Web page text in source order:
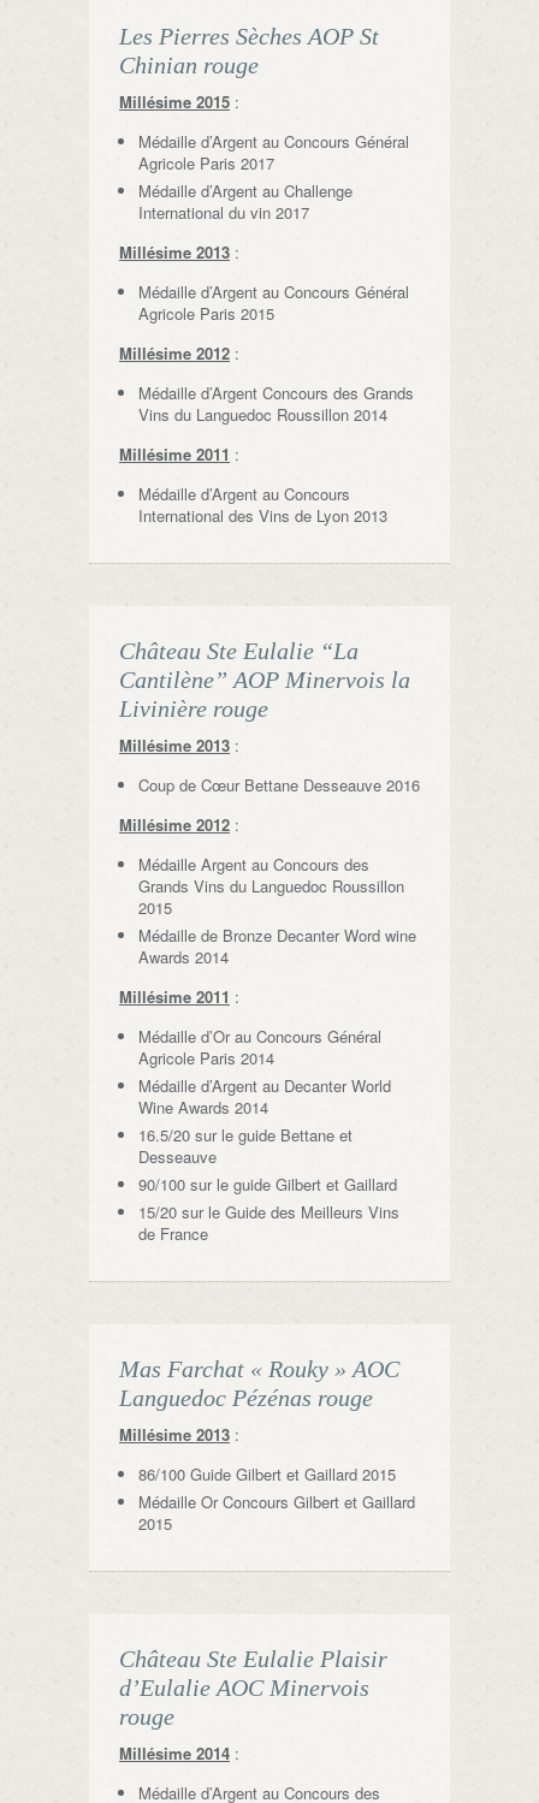
Les Pierres Sèches AOP St
Chinian rouge
Millésime 2015 :
Médaille d’Argent au Concours Général
Agricole Paris 2017
Médaille d’Argent au Challenge
International du vin 2017
Millésime 2013 :
Médaille d’Argent au Concours Général
Agricole Paris 2015
Millésime 2012 :
Médaille d’Argent Concours des Grands
Vins du Languedoc Roussillon 2014
Millésime 2011 :
Médaille d’Argent au Concours
International des Vins de Lyon 2013
Château Ste Eulalie “La
Cantilène” AOP Minervois la
Livinière rouge
Millésime 2013 :
Coup de Cœur Bettane Desseauve 2016
Millésime 2012 :
Médaille Argent au Concours des
Grands Vins du Languedoc Roussillon
2015
Médaille de Bronze Decanter Word wine
Awards 2014
Millésime 2011 :
Médaille d’Or au Concours Général
Agricole Paris 2014
Médaille d’Argent au Decanter World
Wine Awards 2014
16.5/20 sur le guide Bettane et
Desseauve
90/100 sur le guide Gilbert et Gaillard
15/20 sur le Guide des Meilleurs Vins
de France
Mas Farchat « Rouky » AOC
Languedoc Pézénas rouge
Millésime 2013 :
86/100 Guide Gilbert et Gaillard 2015
Médaille Or Concours Gilbert et Gaillard
2015
Château Ste Eulalie Plaisir
d’Eulalie AOC Minervois
rouge
Millésime 2014 :
Médaille d’Argent au Concours des